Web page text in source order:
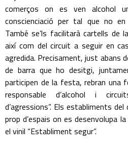
comerços on es ven alcohol
conscienciació per tal que no
També se’ls facilitarà cartells de
així com del circuit a seguir en
agredida. Precisament, just abans
de barra que ho desitgi,
participen de la festa, rebran una
responsable d’alcohol i
d’agressions”. Els establiments
prop d’espais on es desenvolupa
el vinil “Establiment segur”.